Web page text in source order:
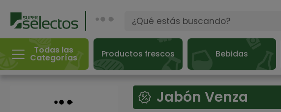
Todas las
Categorías Productos frescos Bebidas
Jabón Venza